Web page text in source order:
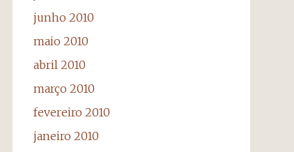
junho 2010
maio 2010
abril 2010
março 2010
fevereiro 2010
janeiro 2010